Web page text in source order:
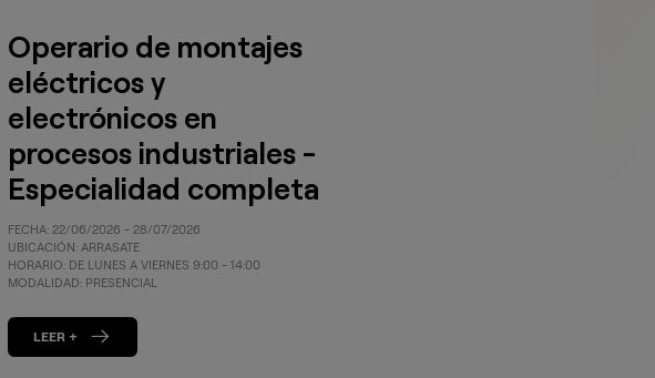
Operario de montajes
eléctricos y
electrónicos en
procesos industriales -
Especialidad completa
FECHA: 22/06/2026 - 28/07/2026
UBICACIÓN: ARRASATE
HORARIO: DE LUNES A VIERNES 9:00 - 14:00
MODALIDAD: PRESENCIAL
LEER +